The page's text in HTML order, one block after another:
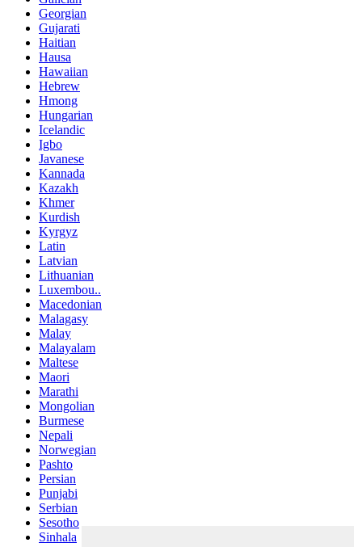
Georgian
Gujarati
Haitian
Hausa
Hawaiian
Hebrew
Hmong
Hungarian
Icelandic
Igbo
Javanese
Kannada
Kazakh
Khmer
Kurdish
Kyrgyz
Latin
Latvian
Lithuanian
Luxembou..
Macedonian
Malagasy
Malay
Malayalam
Maltese
Maori
Marathi
Mongolian
Burmese
Nepali
Norwegian
Pashto
Persian
Punjabi
Serbian
Sesotho
Sinhala